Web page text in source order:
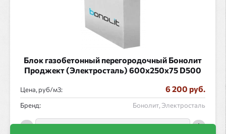
Блок газобетонный перегородочный Бонолит
Проджект (Электросталь) 600x250x75 D500
Цена, руб/ : 6 200 руб.
Бренд: Бонолит, Электросталь